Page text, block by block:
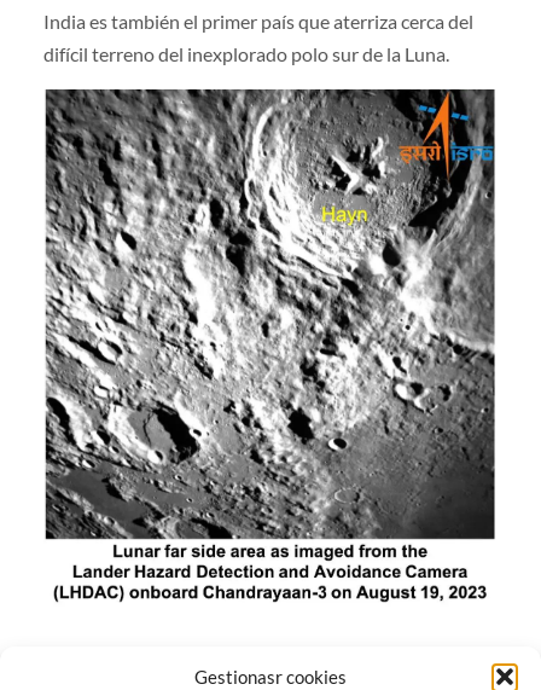
Gestionasr cookies
India es también el primer país que aterriza cerca del
difícil terreno del inexplorado polo sur de la Luna.